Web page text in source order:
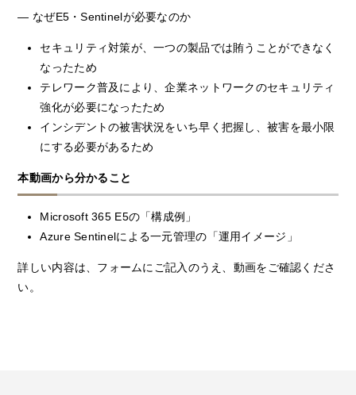
― なぜE5・Sentinelが必要なのか
セキュリティ対策が、一つの製品では賄うことができなく
なったため
テレワーク普及により、企業ネットワークのセキュリティ
強化が必要になったため
インシデントの被害状況をいち早く把握し、被害を最小限
にする必要があるため
本動画から分かること
Microsoft 365 E5の「構成例」
Azure Sentinelによる一元管理の「運用イメージ」
詳しい内容は、フォームにご記入のうえ、動画をご確認くださ
い。